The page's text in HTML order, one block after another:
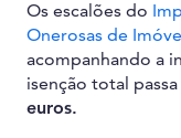
Os escalões do
Onerosas de
acompanhando a
isenção total
euros.